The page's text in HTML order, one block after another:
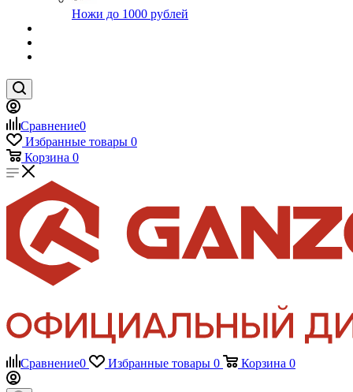
Ножи до 1000 рублей
Сравнение0
Избранные товары 0
Корзина 0
Сравнение0 Избранные товары 0 Корзина 0